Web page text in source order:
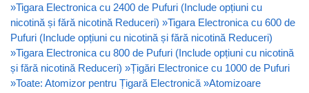
»Tigara Electronica cu 2400 de Pufuri (Include opțiuni cu
nicotină și fără nicotină Reduceri) »Tigara Electronica cu 600 de
Pufuri (Include opțiuni cu nicotină și fără nicotină Reduceri)
»Tigara Electronica cu 800 de Pufuri (Include opțiuni cu nicotină
și fără nicotină Reduceri) »Țigări Electronice cu 1000 de Pufuri
»Toate: Atomizor pentru Țigară Electronică »Atomizoare